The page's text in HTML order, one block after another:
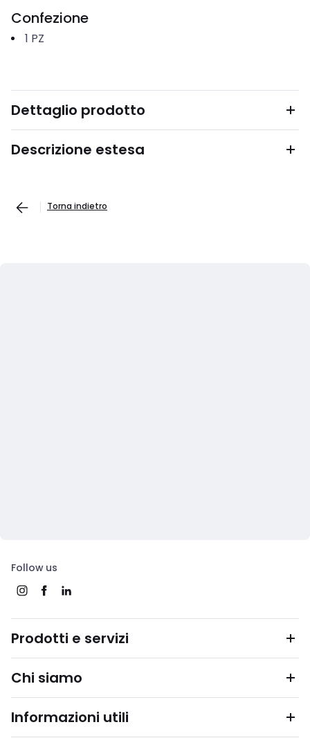
Confezione
1 PZ
Dettaglio prodotto
Descrizione estesa
Torna indietro
Follow us
Prodotti e servizi
Chi siamo
Informazioni utili